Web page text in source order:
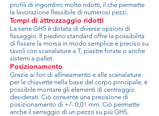
profili di ingombro molto ridotti, il che permette
la lavorazione flessibile di numerosi pezzi.
Tempi di attrezzaggio ridotti
La serie GHS è dotata di diverse opzioni di
fissaggio. Il piedino standard offre la possibilità
di fissare la morsa in modo semplice e preciso su
tavoli con scanalature a T, piastre forate o anche
sistemi a pallet.
Posizionamento
Grazie ai fori di allineamento e alle scanalature
per le chiavette nella base del corpo principale, è
possibile montare gli elementi di centraggio
desiderati. Ciò consente una precisione di
posizionamento di +/- 0,01 mm. Ciò permette
anche il serraggio di un pezzo su più GHS.